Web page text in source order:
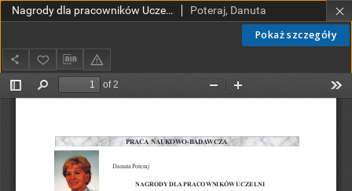
Pokaż szczegóły
Nagrody dla pracowników Uczelni Poteraj, Danuta